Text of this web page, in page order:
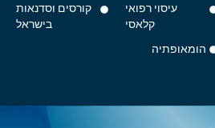
עיסוי רפואי
קלאסי
הומאופתיה
קורסים וסדנאות
בישראל